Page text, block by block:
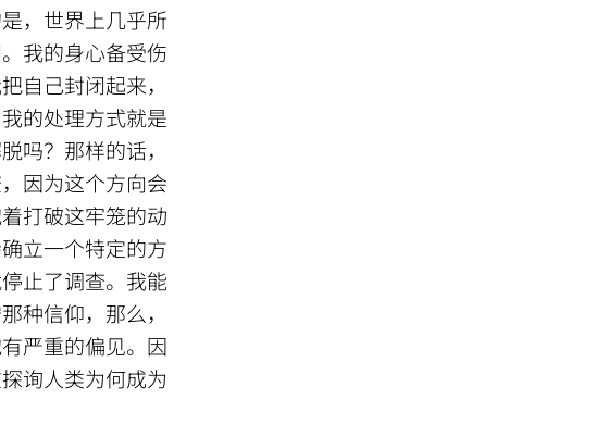
，世界上几乎所
我的身心备受伤
自己封闭起来，
的处理方式就是
吗？那样的话，
因为这个方向会
打破这牢笼的动
立一个特定的方
止了调查。我能
种信仰，那么，
严重的偏见。因
询人类为何成为